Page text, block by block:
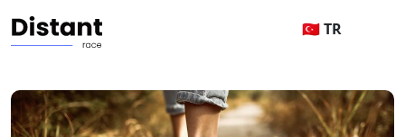
🇹🇷 TR